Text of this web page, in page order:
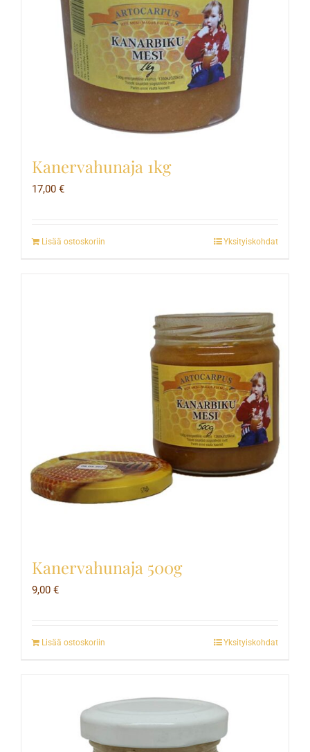
Kanervahunaja 1kg
17,00 €
Lisää ostoskoriin Yksityiskohdat
Kanervahunaja 500g
9,00 €
Lisää ostoskoriin Yksityiskohdat